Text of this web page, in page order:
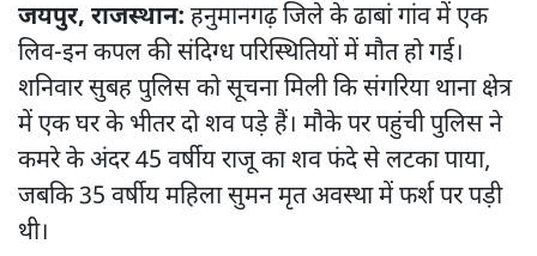
जयपुर, राजस्थान: हनुमानगढ़ जिले के ढाबां गांव में एक
लिव-इन कपल की संदिग्ध परिस्थितियों में मौत हो गई।
शनिवार सुबह पुलिस को सूचना मिली कि संगरिया थाना क्षेत्र
में एक घर के भीतर दो शव पड़े हैं। मौके पर पहुंची पुलिस ने
कमरे के अंदर 45 वर्षीय राजू का शव फंदे से लटका पाया,
जबकि 35 वर्षीय महिला सुमन मृत अवस्था में फर्श पर पड़ी
थी।